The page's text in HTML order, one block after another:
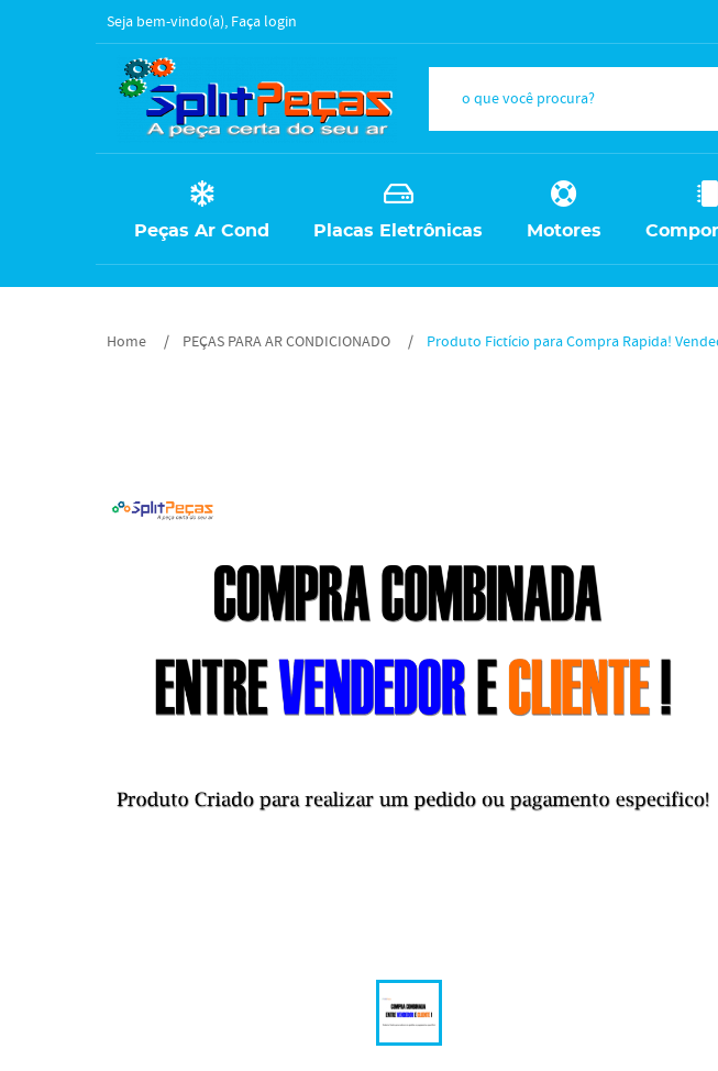
Seja bem-vindo(a), Faça login
Peças Ar Cond Placas Eletrônicas Motores
Home PEÇAS PARA AR CONDICIONADO Produto Fictício para Compra Rapida!